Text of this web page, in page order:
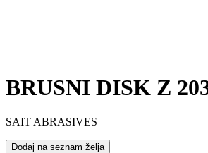
BRUSNI DISK Z
SAIT ABRASIVES
Dodaj na seznam želja